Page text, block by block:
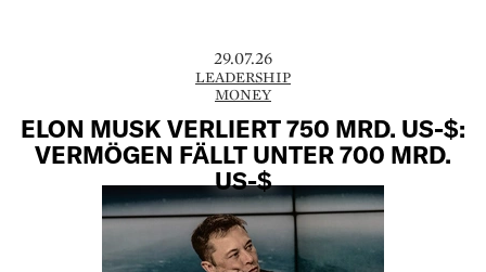
29.07.26
LEADERSHIP
MONEY
ELON MUSK VERLIERT 750 MRD. US-$:
VERMÖGEN FÄLLT UNTER 700 MRD.
US-$